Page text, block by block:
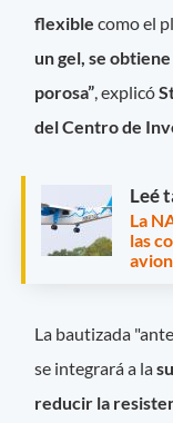
flexiblecomo el
un gel, se
porosa” , explicó
del Centro de
Leé
La
las
La bautizada
se integrará a la
reducir la